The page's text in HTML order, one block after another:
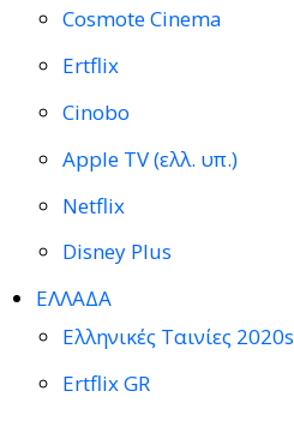
Cosmote Cinema
Ertflix
Cinobo
Apple TV (ελλ. υπ.)
Netflix
Disney Plus
ΕΛΛΑΔΑ
Ελληνικές Ταινίες 2020s
Ertflix GR